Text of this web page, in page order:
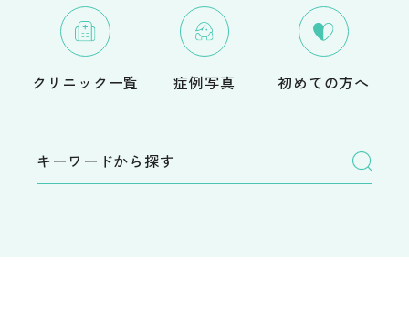
クリニック一覧 症例写真 初めての方へ